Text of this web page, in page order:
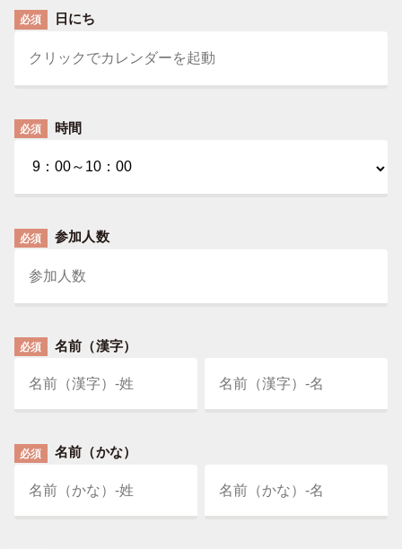
必須 日にち
必須 時間
必須 参加人数
必須 名前（漢字）
必須 名前（かな）